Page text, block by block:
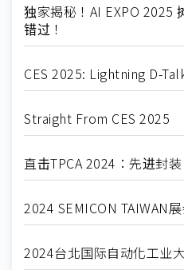
独家揭秘！AI EXPO 2025
错过！
CES 2025: Lightning D-
Straight From CES 2025
直击TPCA 2024：先进封
2024 SEMICON TAIWAN
2024台北国际自动化工业